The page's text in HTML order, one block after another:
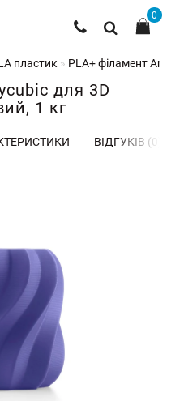
0
пластик PLA+ філамент
для 3D
1 кг
ВІДГУКІВ (0)